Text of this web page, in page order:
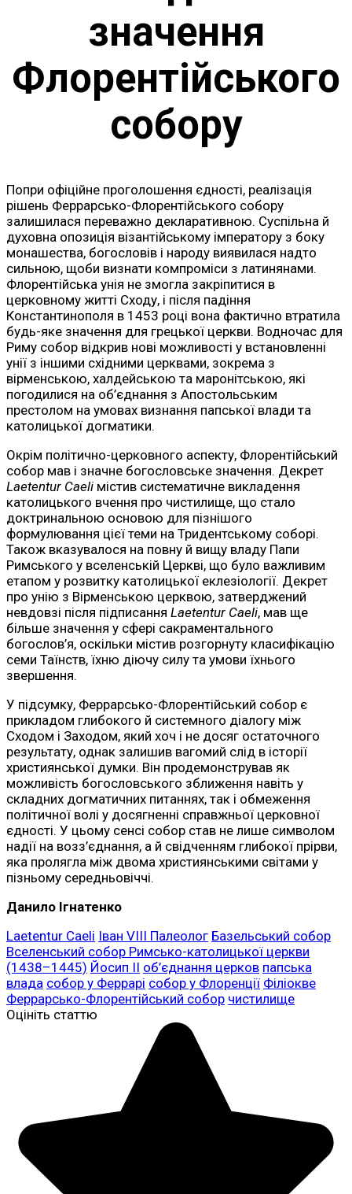
значення
Флорентійського
собору
Попри офіційне проголошення єдності, реалізація
рішень Феррарсько-Флорентійського собору
залишилася переважно декларативною. Суспільна й
духовна опозиція візантійському імператору з боку
монашества, богословів і народу виявилася надто
сильною, щоби визнати компроміси з латинянами.
Флорентійська унія не змогла закріпитися в
церковному житті Сходу, і після падіння
Константинополя в 1453 році вона фактично втратила
будь-яке значення для грецької церкви. Водночас для
Риму собор відкрив нові можливості у встановленні
унії з іншими східними церквами, зокрема з
вірменською, халдейською та маронітською, які
погодилися на об’єднання з Апостольським
престолом на умовах визнання папської влади та
католицької догматики.
Окрім політично-церковного аспекту, Флорентійський
собор мав і значне богословське значення. Декрет
Laetentur Caeli містив систематичне викладення
католицького вчення про чистилище, що стало
доктринальною основою для пізнішого
формулювання цієї теми на Тридентському соборі.
Також вказувалося на повну й вищу владу Папи
Римського у вселенській Церкві, що було важливим
етапом у розвитку католицької еклезіології. Декрет
про унію з Вірменською церквою, затверджений
невдовзі після підписання Laetentur Caeli, мав ще
більше значення у сфері сакраментального
богослов’я, оскільки містив розгорнуту класифікацію
семи Таїнств, їхню діючу силу та умови їхнього
звершення.
У підсумку, Феррарсько-Флорентійський собор є
прикладом глибокого й системного діалогу між
Сходом і Заходом, який хоч і не досяг остаточного
результату, однак залишив вагомий слід в історії
християнської думки. Він продемонстрував як
можливість богословського зближення навіть у
складних догматичних питаннях, так і обмеження
політичної волі у досягненні справжньої церковної
єдності. У цьому сенсі собор став не лише символом
надії на возз’єднання, а й свідченням глибокої прірви,
яка пролягла між двома християнськими світами у
пізньому середньовіччі.
Данило Ігнатенко
Laetentur Caeli Іван VIII Палеолог Базельський собор
Вселенський собор Римсько-католицької церкви
(1438–1445) Йосип II об’єднання церков папська
влада собор у Феррарі собор у Флоренції Філіокве
Феррарсько-Флорентійський собор чистилище
Оцініть статтю